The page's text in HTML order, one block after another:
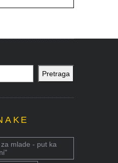
Pretraga
mlade - put ka